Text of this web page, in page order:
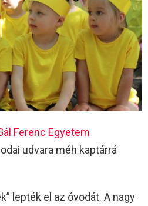
Ferenc Egyetem
udvara méh kaptárrá
lepték el az óvodát. A nagy